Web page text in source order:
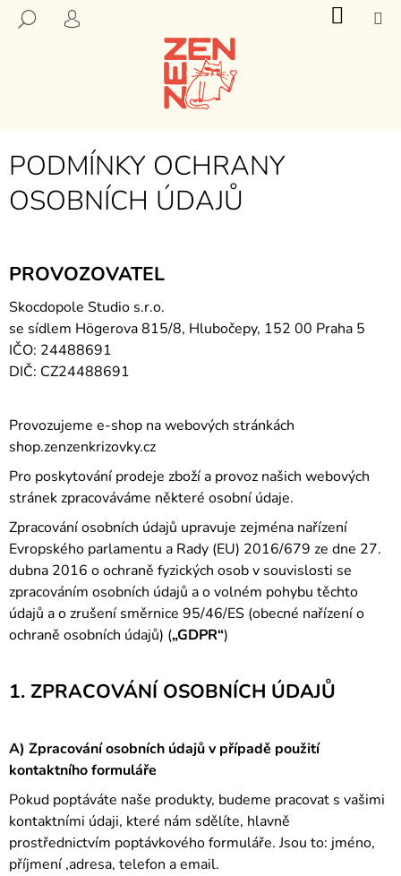
HLEDAT
PŘIHLÁŠENÍ KOŠÍK
PODMÍNKY OCHRANY
OSOBNÍCH ÚDAJŮ
PROVOZOVATEL
Skocdopole Studio s.r.o.
se sídlem Högerova 815/8, Hlubočepy, 152 00 Praha 5
IČO: 24488691
DIČ: CZ24488691
Provozujeme e-shop na webových stránkách
shop.zenzenkrizovky.cz
Pro poskytování prodeje zboží a provoz našich webových
stránek zpracováváme některé osobní údaje.
Zpracování osobních údajů upravuje zejména nařízení
Evropského parlamentu a Rady (EU) 2016/679 ze dne 27.
dubna 2016 o ochraně fyzických osob v souvislosti se
zpracováním osobních údajů a o volném pohybu těchto
údajů a o zrušení směrnice 95/46/ES (obecné nařízení o
ochraně osobních údajů) („GDPR“)
1. ZPRACOVÁNÍ OSOBNÍCH ÚDAJŮ
A) Zpracování osobních údajů v případě použití
kontaktního formuláře
Pokud poptáváte naše produkty, budeme pracovat s vašimi
kontaktními údaji, které nám sdělíte, hlavně
prostřednictvím poptávkového formuláře. Jsou to: jméno,
příjmení ,adresa, telefon a email.
O
T
Ř
B
U
J
E
T
E
A
J
Í
T
?
HLEDAT